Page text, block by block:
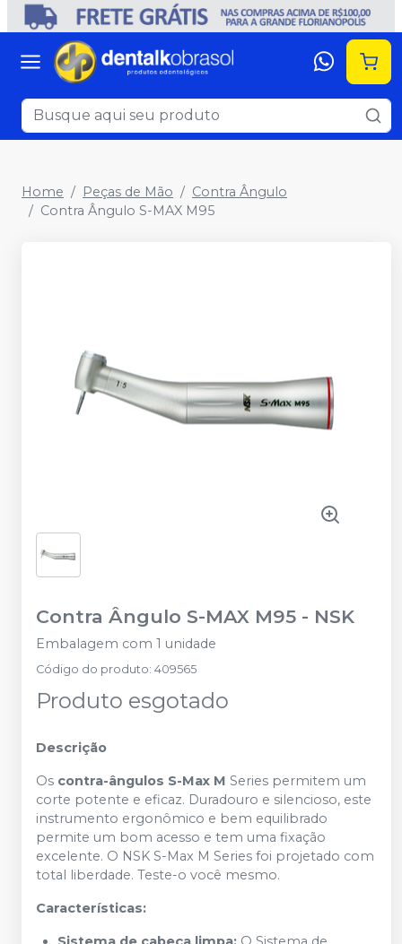
Home Peças de Mão
Contra Ângulo
Contra Ângulo S-MAX M95
Contra Ângulo S-MAX M95 - NSK
Embalagem com 1 unidade
Código do produto: 409565
Produto esgotado
Descrição
Os contra-ângulos S-Max M Series permitem um
corte potente e eficaz. Duradouro e silencioso, este
instrumento ergonômico e bem equilibrado
permite um bom acesso e tem uma fixação
excelente. O NSK S-Max M Series foi projetado com
total liberdade. Teste-o você mesmo.
Características: